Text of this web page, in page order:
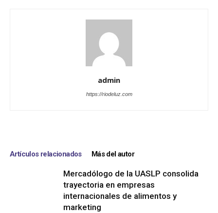
admin
https://riodeluz.com
Artículos relacionados Más del autor
Mercadólogo de la UASLP consolida
trayectoria en empresas
internacionales de alimentos y
marketing